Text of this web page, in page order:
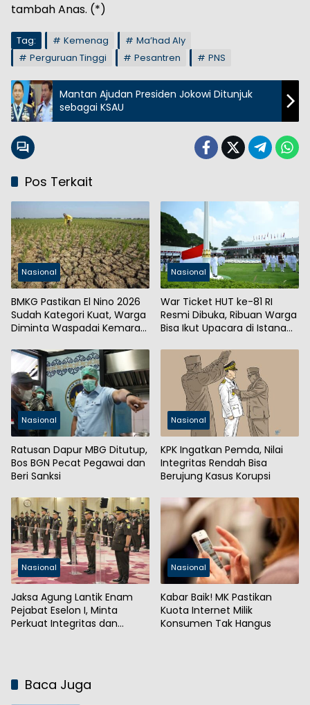
tambah Anas. (*)
Tag: Kemenag
Ma’had Aly
Perguruan Tinggi
Pesantren PNS
Mantan Ajudan Presiden Jokowi Ditunjuk
sebagai KSAU
Pos Terkait
Nasional
BMKG Pastikan El Nino 2026
Sudah Kategori Kuat, Warga
Diminta Waspadai Kemarau
Nasional
War Ticket HUT ke-81 RI
Resmi Dibuka, Ribuan Warga
Bisa Ikut Upacara di Istana
Nasional
Ratusan Dapur MBG Ditutup,
Bos BGN Pecat Pegawai dan
Beri Sanksi
Nasional
KPK Ingatkan Pemda, Nilai
Integritas Rendah Bisa
Berujung Kasus Korupsi
Nasional
Jaksa Agung Lantik Enam
Pejabat Eselon I, Minta
Perkuat Integritas dan
Nasional
Kabar Baik! MK Pastikan
Kuota Internet Milik
Konsumen Tak Hangus
Baca Juga